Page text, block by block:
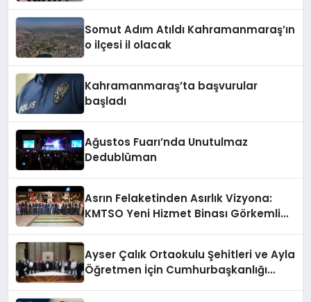
Somut Adım Atıldı Kahramanmaraş’ın
o ilçesi il olacak
Kahramanmaraş’ta başvurular
başladı
Ağustos Fuarı’nda Unutulmaz
Dedublüman
Asrın Felaketinden Asırlık Vizyona:
KMTSO Yeni Hizmet Binası Görkemli
Ayser Çalık Ortaokulu Şehitleri ve Ayla
Öğretmen İçin Cumhurbaşkanlığı